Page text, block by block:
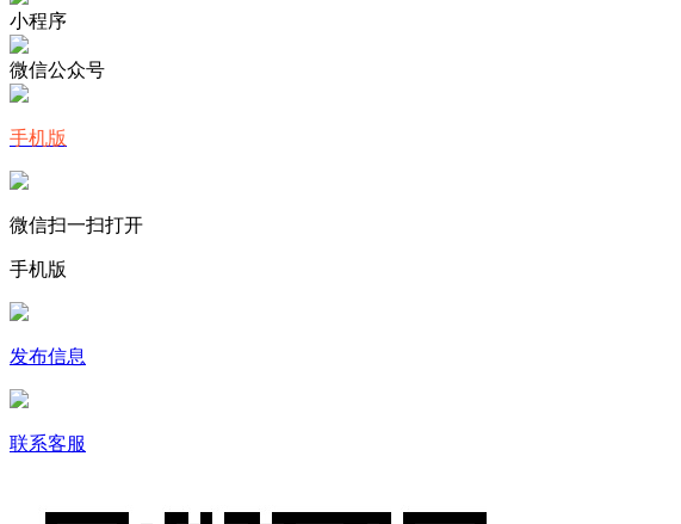
小程序
微信公众号
手机版
微信扫一扫打开
手机版
发布信息
联系客服